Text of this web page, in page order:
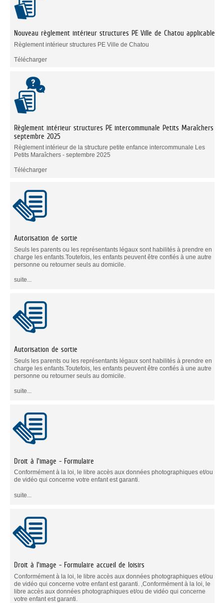
Nouveau règlement intérieur structures PE Ville de Chatou applicable
Règlement intérieur structures PE Ville de Chatou
Télécharger
Règlement intérieur structures PE intercommunale Petits Maraîchers
septembre 2025
Règlement intérieur de la structure petite enfance intercommunale Les
Petits Maraîchers - septembre 2025
Télécharger
Autorisation de sortie
Seuls les parents ou les représentants légaux sont habilités à prendre en
charge les enfants.Toutefois, les enfants peuvent être confiés à une autre
personne ou retourner seuls au domicile.
suite...
Autorisation de sortie
Seuls les parents ou les représentants légaux sont habilités à prendre en
charge les enfants.Toutefois, les enfants peuvent être confiés à une autre
personne ou retourner seuls au domicile.
suite...
Droit à l'image - Formulaire
Conformément à la loi, le libre accès aux données photographiques et/ou
de vidéo qui concerne votre enfant est garanti.
suite...
Droit à l'image - Formulaire accueil de loisirs
Conformément à la loi, le libre accès aux données photographiques et/ou
de vidéo qui concerne votre enfant est garanti. ,Conformément à la loi, le
libre accès aux données photographiques et/ou de vidéo qui concerne
votre enfant est garanti.